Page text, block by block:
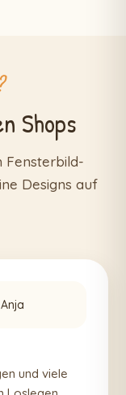
Shops
Fensterbild-
Designs auf
und viele